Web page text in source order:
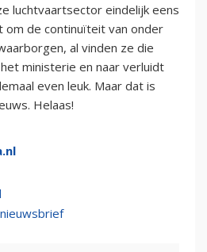
luchtvaartsector eindelijk eens
de continuïteit van onder
al vinden ze die
ministerie en naar verluidt
even leuk. Maar dat is
Helaas!